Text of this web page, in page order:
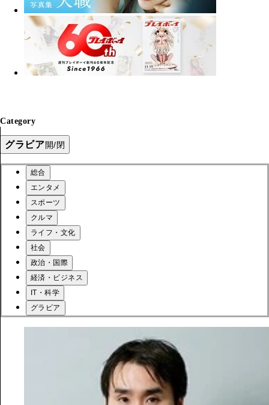
Category
グラビア開/閉
総合
エンタメ
スポーツ
クルマ
ライフ・文化
社会
政治・国際
経済・ビジネス
IT・科学
グラビア